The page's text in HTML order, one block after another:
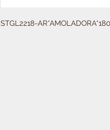
STGL2218-